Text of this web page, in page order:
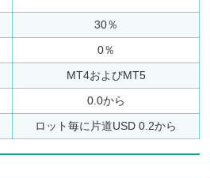
30％
0％
MT4およびMT5
0.0から
ロット毎に片道USD 0.2から